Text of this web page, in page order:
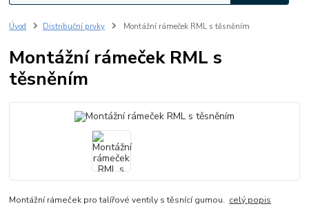
Úvod Distribuční prvky Montážní rámeček RML s těsněním
Montážní rámeček RML s
těsněním
Montážní rámeček pro talířové ventily s těsnící gumou. celý popis